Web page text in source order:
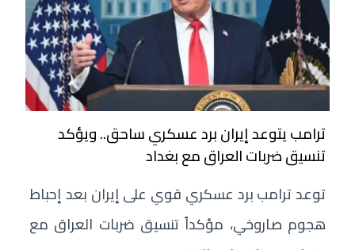
ترامب يتوعد إيران برد عسكري ساحق.. ويؤكد
تنسيق ضربات العراق مع بغداد
توعد ترامب برد عسكري قوي على إيران بعد إحباط
هجوم صاروخي، مؤكداً تنسيق ضربات العراق مع